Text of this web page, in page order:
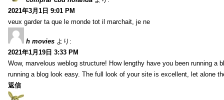
2021年3月1日 9:01 PM
veux garder ta que le monde tot il marchait, je ne
h movies より:
2021年1月19日 3:33 PM
Wow, marvelous weblog structure! How lengthy have you been running a
running a blog look easy. The full look of your site is excellent, let alone
返信